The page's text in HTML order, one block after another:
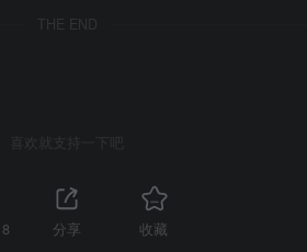
THE END
喜欢就支持一下吧
分享 收藏